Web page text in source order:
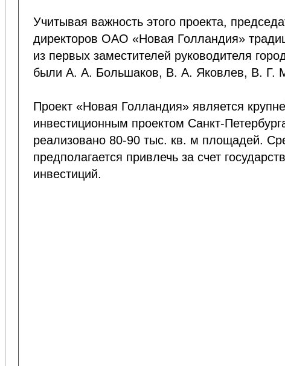
Учитывая важность этого проекта,
директоров ОАО «Новая Голландия»
из первых заместителей руководителя
были А. А. Большаков, В. А. Яковлев, В. Г.
Проект «Новая Голландия» является
инвестиционным проектом Санкт-
реализовано 80-90 тыс. кв. м площадей.
предполагается привлечь за счет
инвестиций.